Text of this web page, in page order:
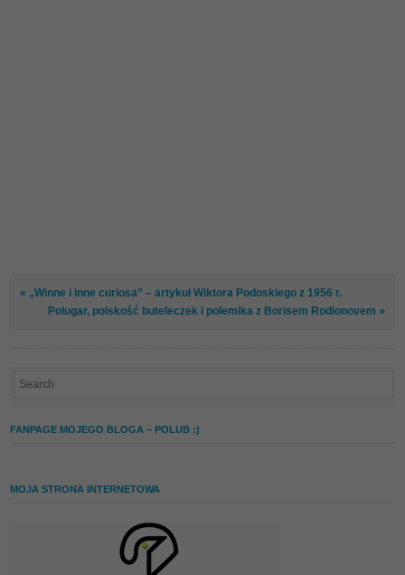
« „Winne i inne curiosa” – artykuł Wiktora Podoskiego z 1956 r.
Polugar, polskość buteleczek i polemika z Borisem Rodionovem »
FANPAGE MOJEGO BLOGA – POLUB :)
MOJA STRONA INTERNETOWA